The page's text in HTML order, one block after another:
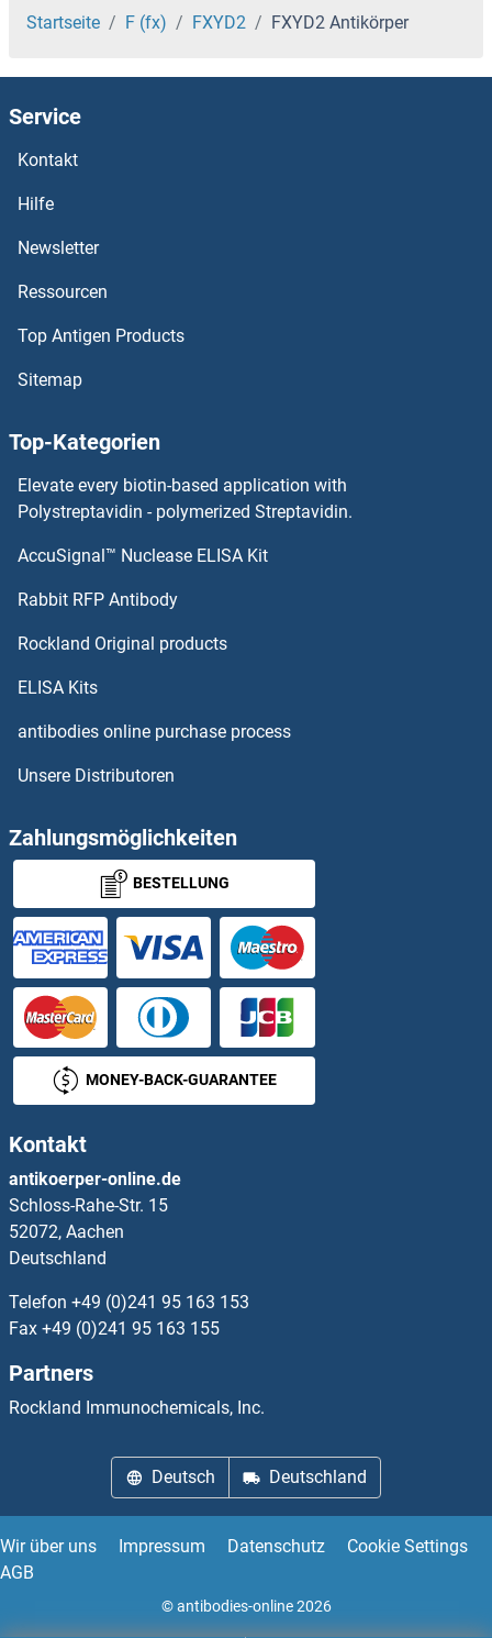
FUT5 Antikörper
FUT3 Antikörper
FUT2 Antikörper
FUT10 Antikörper
FUT1 Antikörper
FUS Antikörper
FUOM Antikörper
FUNDC2 Antikörper
FUNDC1 Antikörper
FXYD5 Antikörper
FXYD6 Antikörper
FXYD7 Antikörper
FYB Antikörper
FYCO1 Antikörper
FYN Antikörper
FYTTD1 Antikörper
FZD1 Antikörper
FZD2 Antikörper
FZD3 Antikörper
FZD4 Antikörper
FZD5 Antikörper
FZD6 Antikörper
FZD9 Antikörper
Startseite F (fx) FXYD2 FXYD2 Antikörper
Service
Kontakt
Hilfe
Newsletter
Ressourcen
Top Antigen Products
Sitemap
Top-Kategorien
Elevate every biotin-based application with
Polystreptavidin - polymerized Streptavidin.
AccuSignal™ Nuclease ELISA Kit
Rabbit RFP Antibody
Rockland Original products
ELISA Kits
antibodies online purchase process
Unsere Distributoren
Zahlungsmöglichkeiten
BESTELLUNG
MONEY-BACK-GUARANTEE
Kontakt
antikoerper-online.de
Schloss-Rahe-Str. 15
52072, Aachen
Deutschland
Telefon +49 (0)241 95 163 153
Fax +49 (0)241 95 163 155
Partners
Rockland Immunochemicals, Inc.
Deutsch Deutschland
Wir über uns Impressum Datenschutz
Cookie Settings
AGB
© antibodies-online 2026